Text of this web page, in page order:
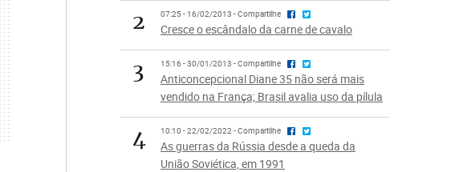
2 07:25 - 16/02/2013 - Compartilhe
Cresce o escândalo da carne de cavalo
3 15:16 - 30/01/2013 - Compartilhe
Anticoncepcional Diane 35 não será mais
vendido na França; Brasil avalia uso da pílula
4 10:10 - 22/02/2022 - Compartilhe
As guerras da Rússia desde a queda da
União Soviética, em 1991